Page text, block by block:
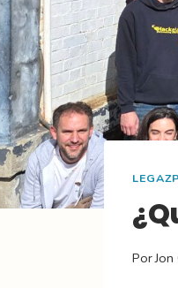
PorJon